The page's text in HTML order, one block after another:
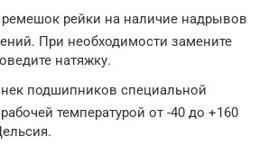
ремешок рейки на наличие надрывов
При необходимости замените
натяжку.
подшипников специальной
температурой от -40 до +160